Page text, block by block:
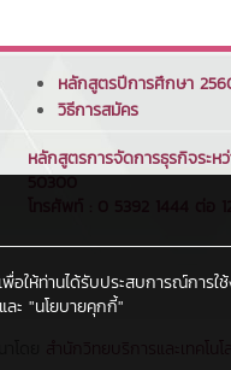
หลักสูตรปีการศึกษา
วิธีการสมัคร
หลักสูตรการจัดการธุรกิจระห
50300
พื่อให้ท่านได้รับประสบการณ์การ
และ "นโยบายคุกกี้"